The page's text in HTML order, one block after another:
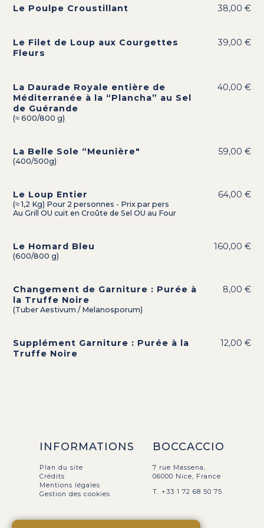
Le Poulpe Croustillant 38,00 €
Le Filet de Loup aux Courgettes
Fleurs
39,00 €
La Daurade Royale entière de
Méditerranée à la “Plancha” au Sel
de Guérande
40,00 €
(≈ 600/800 g)
La Belle Sole “Meunière" 59,00 €
(400/500g)
Le Loup Entier 64,00 €
(≈ 1,2 Kg) Pour 2 personnes - Prix par pers
Au Grill OU cuit en Croûte de Sel OU au Four
Le Homard Bleu 160,00 €
(600/800 g)
Changement de Garniture : Purée à
la Truffe Noire
8,00 €
(Tuber Aestivum / Melanosporum)
Supplément Garniture : Purée à la
Truffe Noire
12,00 €
INFORMATIONS
Plan du site
Crédits
Mentions légales
Gestion des cookies
BOCCACCIO
7 rue Massena,
06000 Nice, France
T. +33 1 72 68 50 75